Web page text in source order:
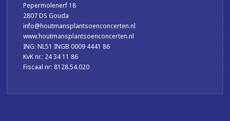
Pepermolenerf 18
2807 DS Gouda
info@houtmansplantsoenconcerten.nl
www.houtmansplantsoenconcerten.nl
ING: NL51 INGB 0009 4441 86
KvK nr.: 24 34 11 86
Fiscaal nr: 8128.54.020